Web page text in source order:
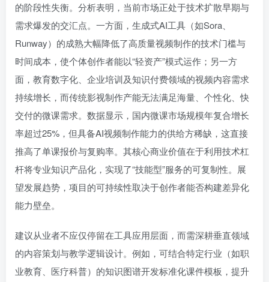
的阶段性失衡。分析表明，当前市场正处于技术扩散早期与
需求爆发的交汇点。一方面，生成式AI工具（如Sora、
Runway）的成熟大幅降低了高质量视频制作的技术门槛与
时间成本，使个体创作者能以“轻资产”模式运作；另一方
面，教育数字化、企业培训及知识付费领域的视频内容需求
持续增长，而传统影视制作产能无法满足海量、个性化、快
交付的微课需求。数据显示，国内微课市场规模年复合增长
率超过25%，但具备AI视频制作能力的供给方稀缺，这直接
推高了单课报价与复购率。其核心商业价值在于利用技术杠
杆将专业知识产品化，实现了“技能型”服务的可复制性。展
望发展趋势，项目的可持续性取决于创作者能否构建差异化
能力壁垒。
建议从业者不应仅停留在工具应用层面，而需深耕垂直领域
的内容策划与教学逻辑设计。例如，可结合特定行业（如职
业教育、医疗科普）的知识图谱开发标准化课件模板，提升